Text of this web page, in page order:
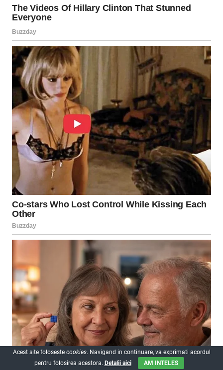
Acest site foloseste cookies. Navigand in continuare, va exprimati acordul
pentru folosirea acestora. Detalii aici AM INTELES